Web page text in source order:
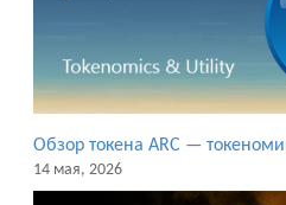
Обзор токена ARC —
14 мая, 2026